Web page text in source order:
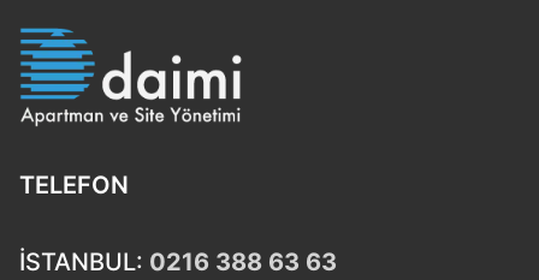
TELEFON
İSTANBUL: 0216 388 63 63